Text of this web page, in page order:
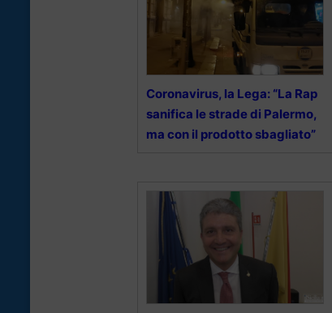
Coronavirus, la Lega: “La Rap
sanifica le strade di Palermo,
ma con il prodotto sbagliato”